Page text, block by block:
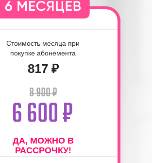
Стоимость месяца при
покупке абонемента
ДА, МОЖНО В
РАССРОЧКУ!
817 ₽